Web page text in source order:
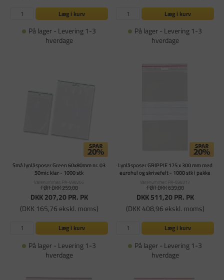
Læg i kurv
På lager - Levering 1-3
hverdage
Læg i kurv
På lager - Levering 1-3
hverdage
Små lynlåsposer Green 60x80mm nr. 03
50mic klar - 1000 stk
Varenummer: PA-698266
FØR DKK 259,00
DKK 207,20PR. PK
(DKK 165,76 ekskl. moms)
Læg i kurv
På lager - Levering 1-3
hverdage
Lynlåsposer GRIPPIE 175 x 300 mm med
eurohul og skrivefelt - 1000 stk i pakke
Varenummer: PA-698317
FØR DKK 639,00
DKK 511,20PR. PK
(DKK 408,96 ekskl. moms)
Læg i kurv
På lager - Levering 1-3
hverdage